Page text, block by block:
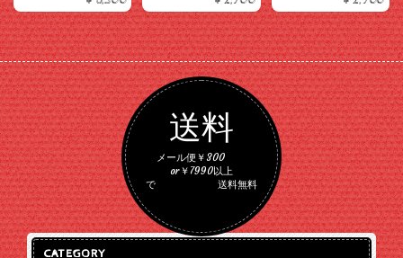
送料
メール便￥300
or￥7990以上
で 送料無料
CATEGORY